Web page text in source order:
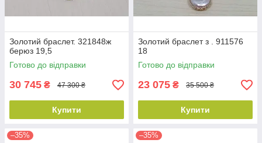
Золотий браслет. 321848ж
берюз 19,5
Готово до відправки
30 745 ₴ 47 300 ₴
Купити
Золотий браслет з . 911576
18
Готово до відправки
23 075 ₴ 35 500 ₴
Купити
–35% –35%